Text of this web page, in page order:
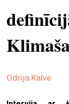
Odrija Kalve